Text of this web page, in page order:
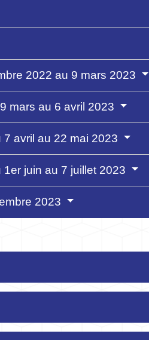
2022 au 9 mars 2023
mars au 6 avril 2023
avril au 22 mai 2023
juin au 7 juillet 2023
2023